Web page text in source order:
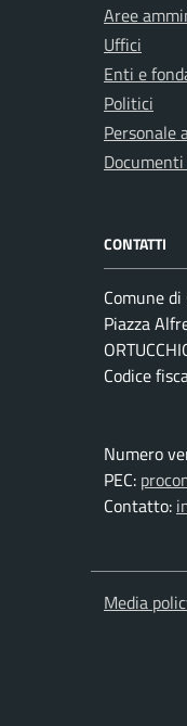
Aree
Uffici
Enti e
Politici
Personale
CONTATTI
Comune
Piazza
Codice
Numero
PEC:
Contatto:
Media